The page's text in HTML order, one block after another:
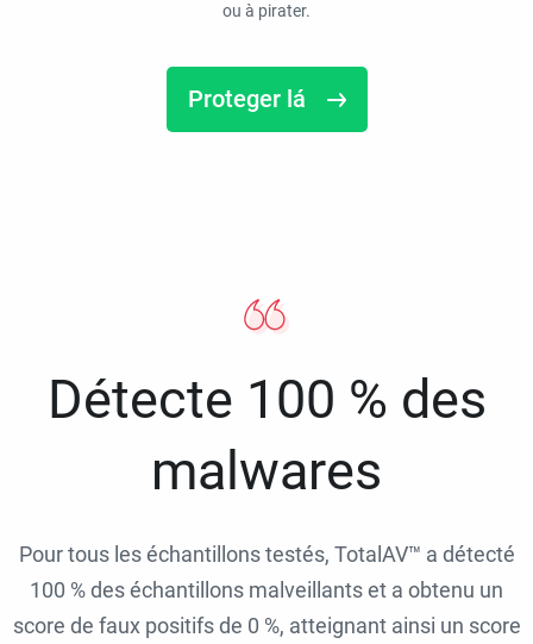
ou à pirater.
Proteger lá
Détecte 100 % des
malwares
Pour tous les échantillons testés, TotalAV™ a détecté
100 % des échantillons malveillants et a obtenu un
score de faux positifs de 0 %, atteignant ainsi un score